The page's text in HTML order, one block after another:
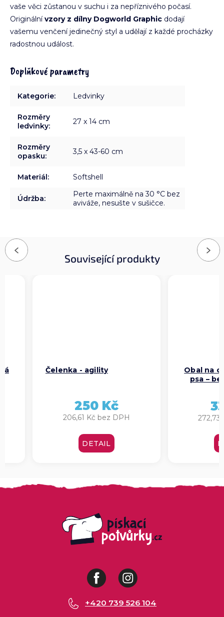
vaše věci zůstanou v suchu i za nepříznivého počasí.
Originálnívzory z dílny Dogworld Graphic dodají
vašemu venčení jedinečný styl a udělají z každé procházky
radostnou událost.
Doplňkové parametry
Kategorie: Ledvinky
Rozměry
ledvinky: 27 x 14 cm
Rozměry
opasku: 3,5 x 43-60 cm
Materiál: Softshell
Údržba:
Perte maximálně na 30 °C bez
aviváže, nesušte v sušičce.
Související produkty
Previous
Čelenka - agility
206,61 Kč bez DPH
250 Kč
DETAIL
Obal na
psa –
272,73
Next
FacebookInstagram
+420 739 526 104